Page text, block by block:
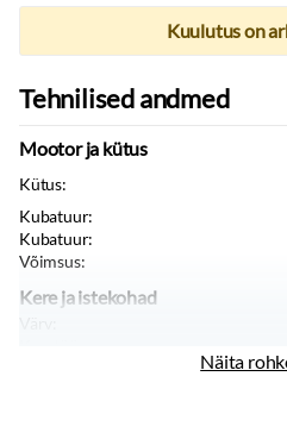
Kuulutus on
Tehnilised andmed
Mootor ja kütus
Kütus:
Kubatuur:
Kubatuur:
Võimsus:
Kere ja istekohad
Näita